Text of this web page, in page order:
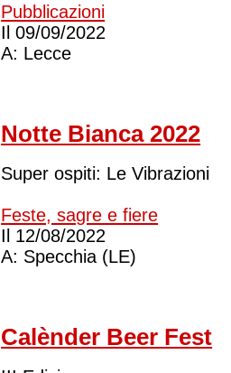
Pubblicazioni
Il 09/09/2022
A: Lecce
Notte Bianca 2022
Super ospiti: Le Vibrazioni
Feste, sagre e fiere
Il 12/08/2022
A: Specchia (LE)
Calènder Beer Fest